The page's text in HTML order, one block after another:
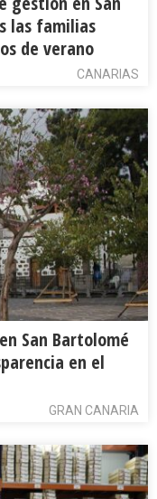
las familias
de verano
CANARIAS
San Bartolomé
en el
GRAN CANARIA